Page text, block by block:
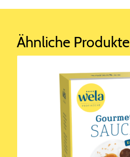
Ähnliche Produkte